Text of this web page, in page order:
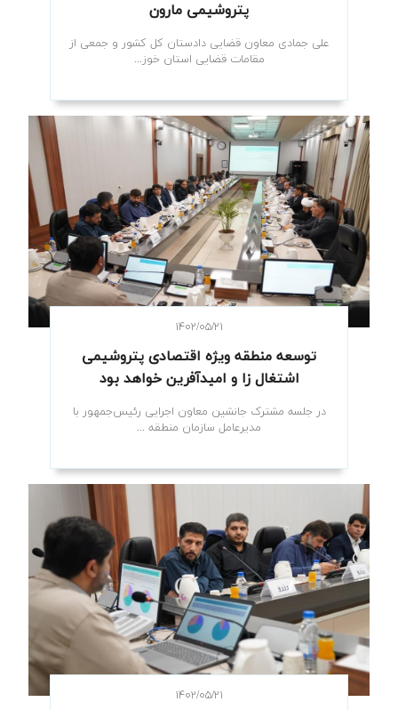
پتروشیمی مارون
علی جمادی معاون قضایی دادستان کل کشور و جمعی از
مقامات قضایی استان خوز...
۱۴۰۲/۰۵/۲۱
توسعه منطقه ویژه اقتصادی پتروشیمی
اشتغال زا و امیدآفرین خواهد بود
در جلسه مشترک جانشین معاون اجرایی رئیس‌جمهور با
مدیرعامل سازمان منطقه ...
۱۴۰۲/۰۵/۲۱